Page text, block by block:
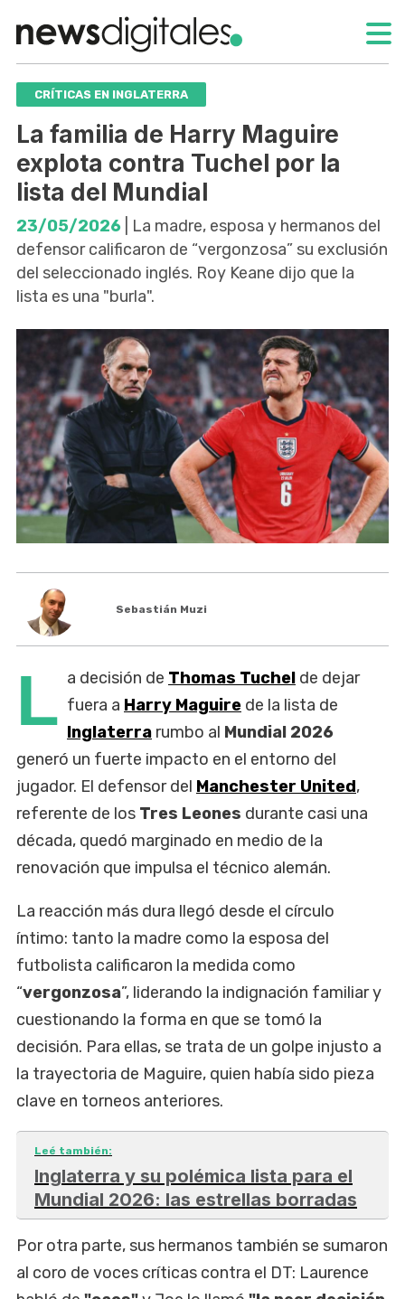
CRÍTICAS EN INGLATERRA
La familia de Harry Maguire
explota contra Tuchel por la
lista del Mundial
23/05/2026 | La madre, esposa y hermanos del
defensor calificaron de “vergonzosa” su exclusión
del seleccionado inglés. Roy Keane dijo que la
lista es una "burla".
Sebastián Muzi
L a decisión de Thomas Tuchel de dejar
fuera a Harry Maguire de la lista de
Inglaterra rumbo al Mundial 2026
generó un fuerte impacto en el entorno del
jugador. El defensor del Manchester United,
referente de los Tres Leones durante casi una
década, quedó marginado en medio de la
renovación que impulsa el técnico alemán.
La reacción más dura llegó desde el círculo
íntimo: tanto la madre como la esposa del
futbolista calificaron la medida como
“vergonzosa”, liderando la indignación familiar y
cuestionando la forma en que se tomó la
decisión. Para ellas, se trata de un golpe injusto a
la trayectoria de Maguire, quien había sido pieza
clave en torneos anteriores.
Leé también:
Inglaterra y su polémica lista para el
Mundial 2026: las estrellas borradas
Por otra parte, sus hermanos también se sumaron
al coro de voces críticas contra el DT: Laurence